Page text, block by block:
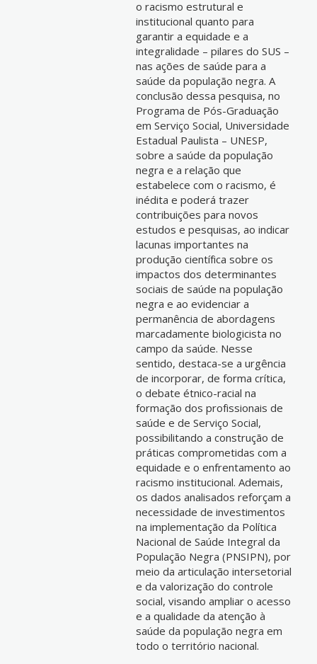
o racismo estrutural e
institucional quanto para
garantir a equidade e a
integralidade – pilares do SUS –
nas ações de saúde para a
saúde da população negra. A
conclusão dessa pesquisa, no
Programa de Pós-Graduação
em Serviço Social, Universidade
Estadual Paulista – UNESP,
sobre a saúde da população
negra e a relação que
estabelece com o racismo, é
inédita e poderá trazer
contribuições para novos
estudos e pesquisas, ao indicar
lacunas importantes na
produção científica sobre os
impactos dos determinantes
sociais de saúde na população
negra e ao evidenciar a
permanência de abordagens
marcadamente biologicista no
campo da saúde. Nesse
sentido, destaca-se a urgência
de incorporar, de forma crítica,
o debate étnico-racial na
formação dos profissionais de
saúde e de Serviço Social,
possibilitando a construção de
práticas comprometidas com a
equidade e o enfrentamento ao
racismo institucional. Ademais,
os dados analisados reforçam a
necessidade de investimentos
na implementação da Política
Nacional de Saúde Integral da
População Negra (PNSIPN), por
meio da articulação intersetorial
e da valorização do controle
social, visando ampliar o acesso
e a qualidade da atenção à
saúde da população negra em
todo o território nacional.